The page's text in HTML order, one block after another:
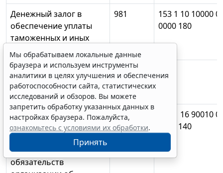
Денежный залог в
обеспечение уплаты
таможенных и иных
платежей
981
153 1 10 10000
0000 180
Суммарный платеж
крупного
плательщика***
КН
Денежные средства,
внесенные в качестве
исполнения
обязательств
990
153 1 16 90010
0000 140
Мы обрабатываем локальные данные
браузера и используем инструменты
аналитики в целях улучшения и обеспечения
работоспособности сайта, статистических
исследований и обзоров. Вы можете
запретить обработку указанных данных в
настройках браузера. Пожалуйста,
ознакомьтесь с условиями их обработки.
Принять